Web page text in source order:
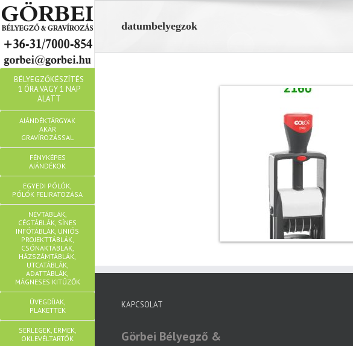
BÉLYEGZŐKÉSZÍTÉS
1 ÓRA VAGY 1 NAP
ALATT
AJÁNDÉKTÁRGYAK
AKÁR
GRAVÍROZÁSSAL
FÉNYKÉPES
AJÁNDÉKOK
EGYEDI PÓLÓK,
PÓLÓK FELIRATOZÁSA
NÉVTÁBLÁK,
CÉGTÁBLÁK, SÍNES
INFÓTÁBLÁK, UNIÓS
PROJEKTTÁBLÁK,
CSÓNAKTÁBLÁK,
HÁZSZÁMTÁBLÁK,
UTCATÁBLÁK,
ADATTÁBLÁK,
MÁGNESES KITŰZŐK
ÜVEGDÍJAK,
PLAKETTEK
SERLEGEK, ÉRMEK,
OKLEVÉLTARTÓK
datumbelyegzok
KAPCSOLAT
Görbei Bélyegző &